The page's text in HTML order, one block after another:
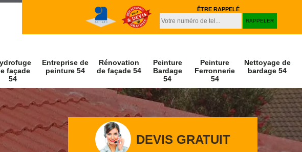
ÊTRE RAPPELÉ
façade
54
Entreprise de
peinture 54
Rénovation
de façade 54
Peinture
Bardage
54
Peinture
Ferronnerie
54
Nettoyage de
bardage 54
DEVIS GRATUIT